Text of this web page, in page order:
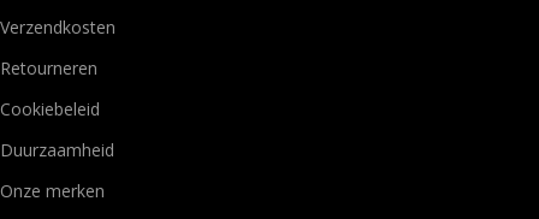
Verzendkosten
Retourneren
Cookiebeleid
Duurzaamheid
Onze merken